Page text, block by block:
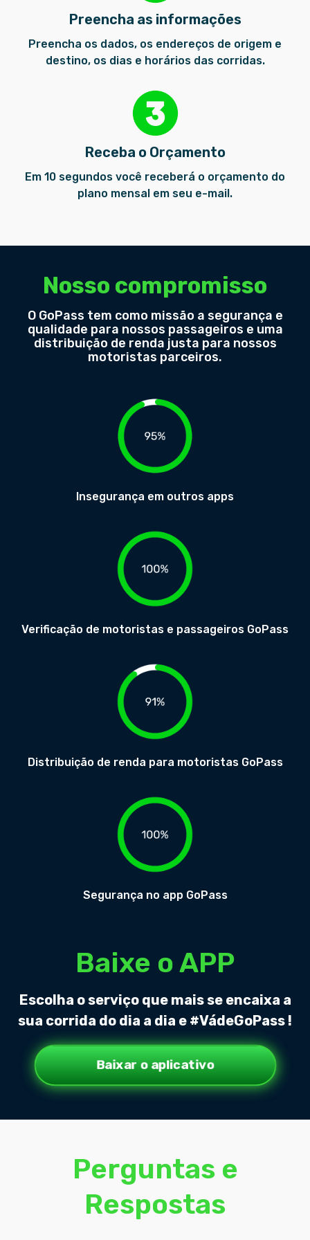
Preencha as informações
Preencha os dados, os endereços de origem e
destino, os dias e horários das corridas.
Receba o Orçamento
Em 10 segundos você receberá o orçamento do
plano mensal em seu e-mail.
Nosso compromisso
O GoPass tem como missão a segurança e
qualidade para nossos passageiros e uma
distribuição de renda justa para nossos
motoristas parceiros.
Insegurança em outros apps
Verificação de motoristas e passageiros GoPass
Distribuição de renda para motoristas GoPass
Segurança no app GoPass
Baixe o APP
Escolha o serviço que mais se encaixa a
sua corrida do dia a dia e #VádeGoPass !
Baixar o aplicativo
Perguntas e
Respostas